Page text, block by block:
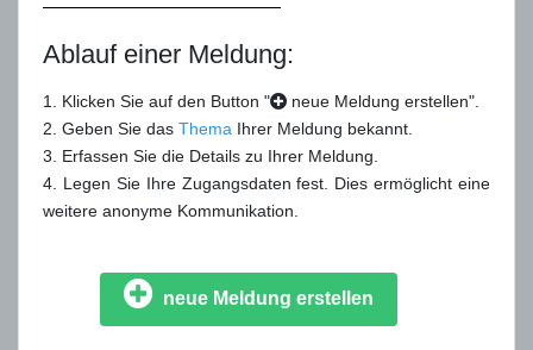
Ablauf einer Meldung:
1. Klicken Sie auf den Button "
neue Meldung erstellen".
2. Geben Sie das Thema Ihrer Meldung bekannt.
3. Erfassen Sie die Details zu Ihrer Meldung.
4. Legen Sie Ihre Zugangsdaten fest. Dies ermöglicht eine
weitere anonyme Kommunikation.
neue Meldung erstellen